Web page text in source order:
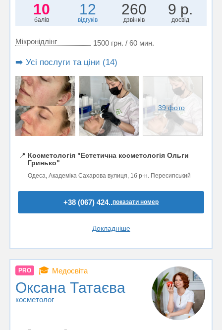
10
балів
12
відгуків
260
дзвінків
9 р.
досвід
Мікронідлінг 1500 грн. / 60 мин.
➡️ Усі послуги та ціни (14)
39 фото
📍 Косметологія "Естетична косметологія Ольги
Гринько"
Одеса, Академіка Сахарова вулиця, 1б р-н. Пересипський
+38 (067) 424..показати номер
Докладніше
PRO 🎓 Медосвіта
Оксана Татаєва
косметолог